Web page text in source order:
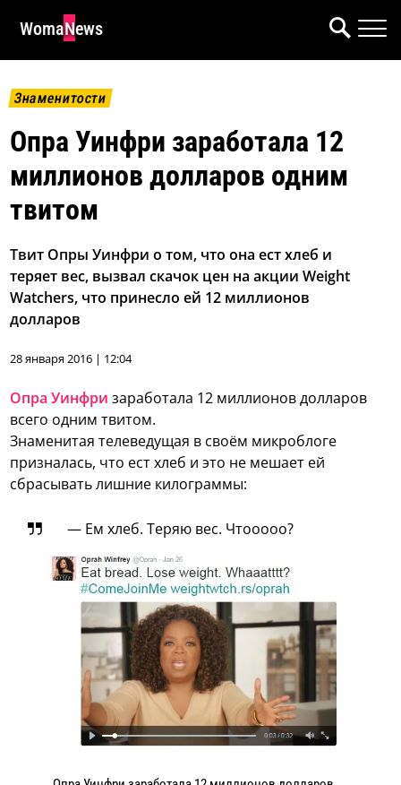
WomaNews
Знаменитости
Опра Уинфри заработала 12
миллионов долларов одним
твитом
Твит Опры Уинфри о том, что она ест хлеб и
теряет вес, вызвал скачок цен на акции Weight
Watchers, что принесло ей 12 миллионов
долларов
28 января 2016 | 12:04
Опра Уинфри заработала 12 миллионов долларов
всего одним твитом.
Знаменитая телеведущая в своём микроблоге
призналась, что ест хлеб и это не мешает ей
сбрасывать лишние килограммы:
— Ем хлеб. Теряю вес. Чтооооо?